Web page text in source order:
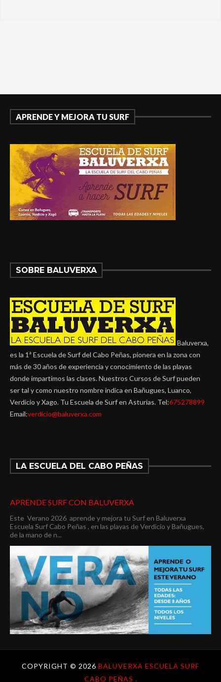
APRENDE Y MEJORA TU SURF
SOBRE BALUVERXA
Baluverxa,
es la 1ª Escuela de Surf del Cabo Peñas, pionera en la zona con
más de 30 años de experiencia y conocimiento de las playas
donde impartimos las clases. Nuestros Cursos de Surf pueden
ser tal y como nuestro nombre indica en Bañugues, Luanco,
Verdicio y Xago. Tu Escuela de Surf en Asturias. Tel:675278899
Email:verdicio@baluverxa.com
LA ESCUELA DEL CABO PEÑAS
APRENDE SURF CON BALUVERXA
Este Verano 2026 aprende y mejora tu Surf en Baluverxa
Escuela Surf Cabo Peñas , en las playas de Verdicio y Bañugues,
de la mano de n...
COPYRIGHT © 2026 BALUVERXA ESCUELA SURF
CABO PEÑAS .